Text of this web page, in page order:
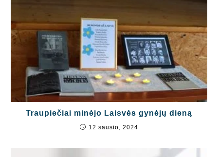
Traupiečiai minėjo Laisvės gynėjų dieną
12 sausio, 2024